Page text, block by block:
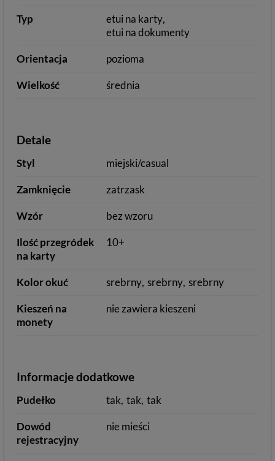
Typ
etui na karty
etui na dokumenty
Orientacja pozioma
Wielkość średnia
Detale
Styl miejski/casual
Zamknięcie zatrzask
Wzór bez wzoru
Ilość przegródek
na karty
10+
Kolor okuć srebrny srebrny srebrny
Kieszeń na
monety
nie zawiera kieszeni
Informacje dodatkowe
Pudełko tak tak tak
Dowód
rejestracyjny
nie mieści